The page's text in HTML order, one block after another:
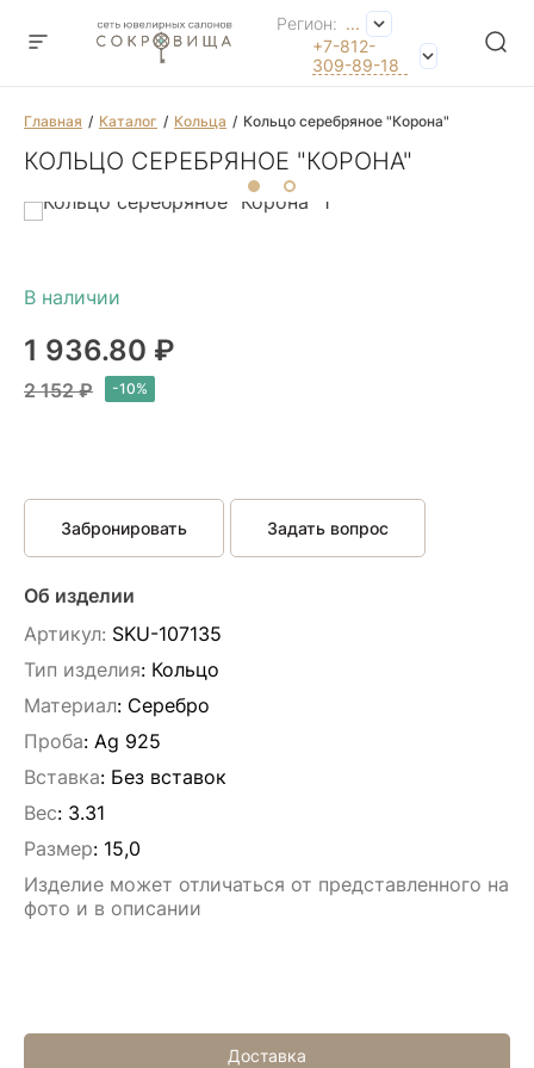
Регион: ...
+7-812-
309-89-18
Главная Каталог Кольца Кольцо серебряное "Корона"
КОЛЬЦО СЕРЕБРЯНОЕ "КОРОНА"
1 936.80 ₽
2 152 ₽
Забронировать Задать вопрос
Об изделии
Артикул: SKU-107135
Тип изделия: Кольцо
Материал: Серебро
Проба: Ag 925
Вставка: Без вставок
Вес: 3.31
Размер: 15,0
Изделие может отличаться от представленного на
фото и в описании
Доставка